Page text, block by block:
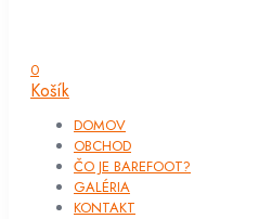
0
Košík
DOMOV
OBCHOD
ČO JE BAREFOOT?
GALÉRIA
KONTAKT